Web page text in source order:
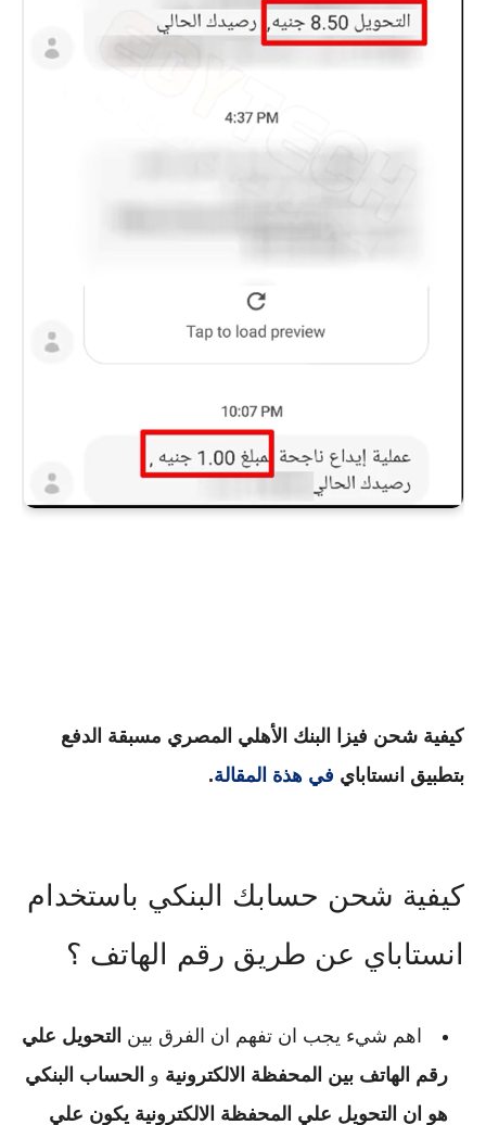
كيفية شحن فيزا البنك الأهلي المصري مسبقة الدفع
بتطبيق انستاباي في هذة المقالة.
كيفية شحن حسابك البنكي باستخدام
انستاباي عن طريق رقم الهاتف ؟
اهم شيء يجب ان تفهم ان الفرق بين التحويل علي
رقم الهاتف بين المحفظة الالكترونية و الحساب البنكي
هو ان التحويل علي المحفظة الالكترونية يكون علي